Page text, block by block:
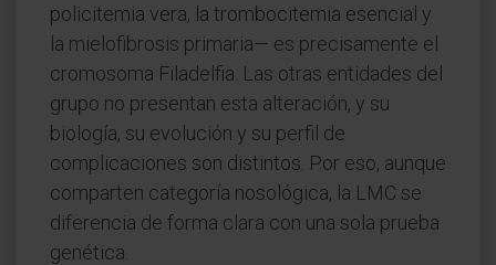
policitemia vera, la trombocitemia esencial y
la mielofibrosis primaria— es precisamente el
cromosoma Filadelfia. Las otras entidades del
grupo no presentan esta alteración, y su
biología, su evolución y su perfil de
complicaciones son distintos. Por eso, aunque
comparten categoría nosológica, la LMC se
diferencia de forma clara con una sola prueba
genética.